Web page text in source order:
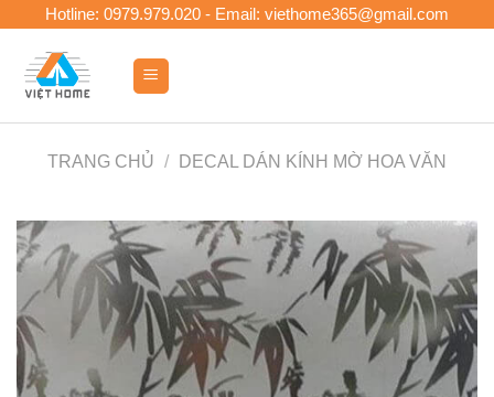
content
Hotline: 0979.979.020 - Email: viethome365@gmail.com
TRANG CHỦ / DECAL DÁN KÍNH MỜ HOA VĂN